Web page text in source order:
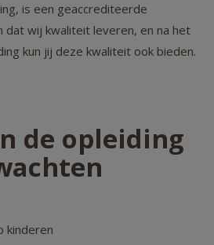
is een geaccrediteerde
dat wij kwaliteit leveren, en na het
kun jij deze kwaliteit ook bieden.
de opleiding
kinderen